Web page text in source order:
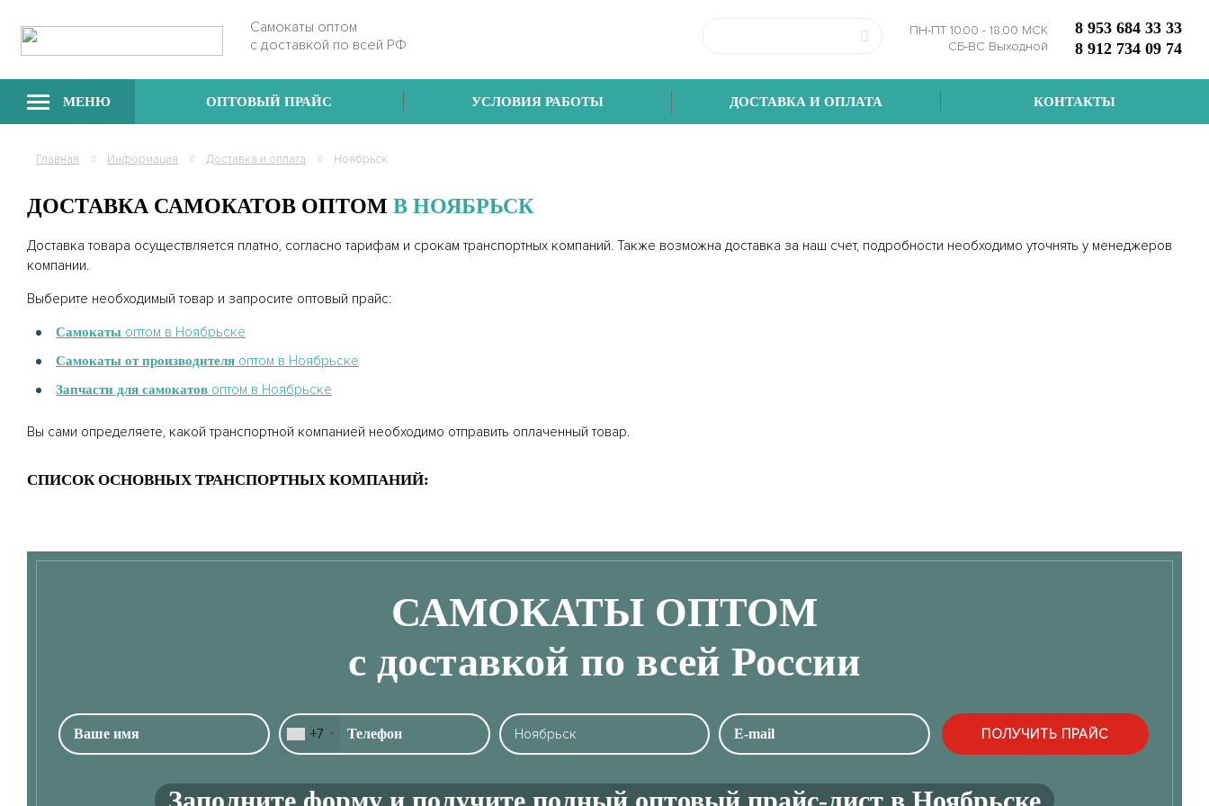
Самокаты оптом
с доставкой по всей РФ
ПН-ПТ 10.00 - 18.00 МСК
СБ-ВС Выходной
8 953 684 33 33
8 912 734 09 74
МЕНЮ ОПТОВЫЙ ПРАЙС УСЛОВИЯ РАБОТЫ ДОСТАВКА И ОПЛАТА КОНТАКТЫ
Главная Информация Доставка и оплата Ноябрьск
ДОСТАВКА САМОКАТОВ ОПТОМ В НОЯБРЬСК
Доставка товара осуществляется платно, согласно тарифам и срокам транспортных компаний. Также возможна доставка за наш счет, подробности необходимо уточнять у менеджеров
компании.
Выберите необходимый товар и запросите оптовый прайс:
Самокаты оптом в Ноябрьске
Самокаты от производителя оптом в Ноябрьске
Запчасти для самокатов оптом в Ноябрьске
Вы сами определяете, какой транспортной компанией необходимо отправить оплаченный товар.
СПИСОК ОСНОВНЫХ ТРАНСПОРТНЫХ КОМПАНИЙ:
САМОКАТЫ ОПТОМ
с доставкой по всей России
+7